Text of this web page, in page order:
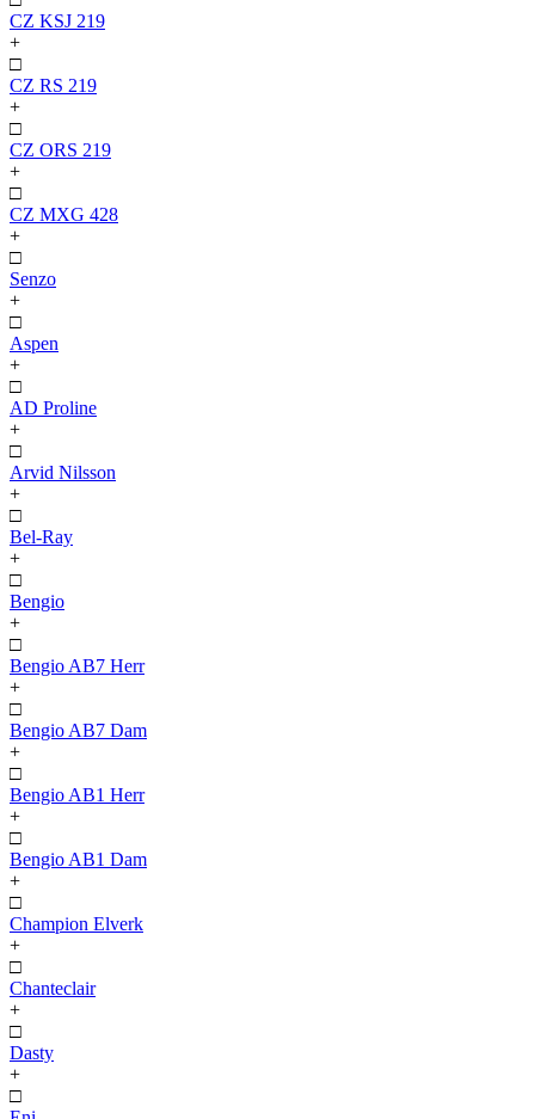
CZ KSJ 219
+
□
CZ RS 219
+
□
CZ ORS 219
+
□
CZ MXG 428
+
□
Senzo
+
□
Aspen
+
□
AD Proline
+
□
Arvid Nilsson
+
□
Bel-Ray
+
□
Bengio
+
□
Bengio AB7 Herr
+
□
Bengio AB7 Dam
+
□
Bengio AB1 Herr
+
□
Bengio AB1 Dam
+
□
Champion Elverk
+
□
Chanteclair
+
□
Dasty
+
□